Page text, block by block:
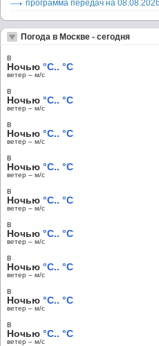
программа передач на 08.08.2026
Погода в Москве - сегодня
в
Ночью °C.. °C
ветер – м/c
в
Ночью °C.. °C
ветер – м/c
в
Ночью °C.. °C
ветер – м/c
в
Ночью °C.. °C
ветер – м/c
в
Ночью °C.. °C
ветер – м/c
в
Ночью °C.. °C
ветер – м/c
в
Ночью °C.. °C
ветер – м/c
в
Ночью °C.. °C
ветер – м/c
в
Ночью °C.. °C
ветер – м/c